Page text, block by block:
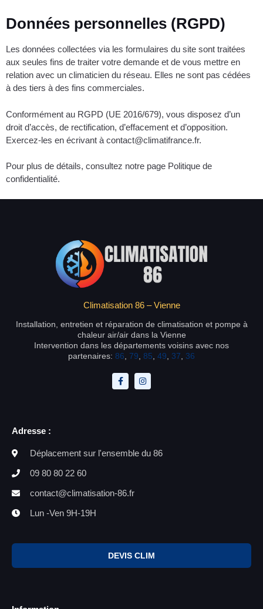
Données personnelles (RGPD)
Les données collectées via les formulaires du site sont traitées
aux seules fins de traiter votre demande et de vous mettre en
relation avec un climaticien du réseau. Elles ne sont pas cédées
à des tiers à des fins commerciales.
Conformément au RGPD (UE 2016/679), vous disposez d’un
droit d’accès, de rectification, d’effacement et d’opposition.
Exercez-les en écrivant à contact@climatifrance.fr.
Pour plus de détails, consultez notre page Politique de
confidentialité.
Climatisation 86 – Vienne
Installation, entretien et réparation de climatisation et pompe à
chaleur air/air dans la Vienne
Intervention dans les départements voisins avec nos
partenaires: 86 79 85 49 37 36
Adresse :
Déplacement sur l'ensemble du 86
09 80 80 22 60
contact@climatisation-86.fr
Lun -Ven 9H-19H
DEVIS CLIM